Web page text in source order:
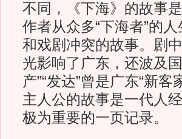
不同，《下海》的故事
作者从众多“下海者”的
和戏剧冲突的故事。剧中
光影响了广东，还波及
产”“发达”曾是广东“新
主人公的故事是一代人
极为重要的一页记录。